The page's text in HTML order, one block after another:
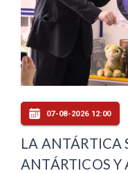
07-08-2026 12:00
LA ANTÁRTICA
ANTÁRTICOS Y